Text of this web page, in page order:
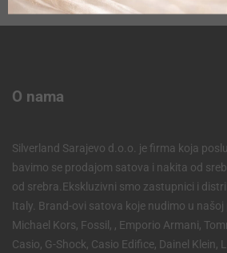
O nama
Silverland Sarajevo d.o.o. je firma koja
bavimo se prodajom satova i nakita od
od srebra.Ekskluzivni smo zastupnici i
Italy. Brand-ovi satova koje nudimo u našoj
Michael Kors, Fossil, , Emporio Armani,
Casio, G-Shock, Casio Edifice, Dainel Klein,